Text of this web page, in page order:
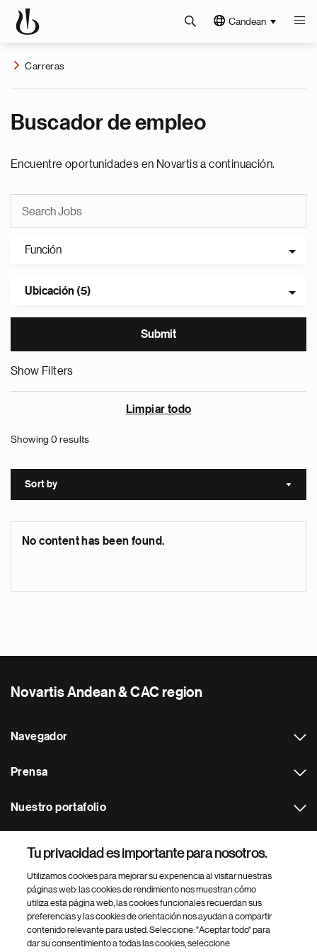
Candean
Carreras
Buscador de empleo
Encuentre oportunidades en Novartis a continuación.
Función
Ubicación (5)
Show Filters
Limpiar todo
Showing 0 results
Sort by Sort
No content has been found.
Novartis Andean & CAC region
Navegador
Prensa
Nuestro portafolio
Footer Site Search
Tu privacidad es importante para nosotros.
Utilizamos cookies para mejorar su experiencia al visitar nuestras
páginas web: las cookies de rendimiento nos muestran cómo
utiliza esta página web, las cookies funcionales recuerdan sus
preferencias y las cookies de orientación nos ayudan a compartir
contenido relevante para usted. Seleccione: "Aceptar todo" para
dar su consentimiento a todas las cookies, seleccione